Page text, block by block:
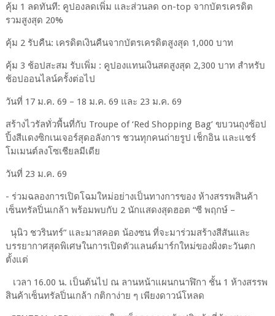
คุ้ม 1 ลดทันที: คูปองลดเพิ่ม และส่วนลด on-top จากบัตรเครดิต
รวมสูงสุด 20%
คุ้ม 2 รับคืน: เครดิตเงินคืนจากบัตรเครดิตสูงสุด 1,000 บาท
คุ้ม 3 ช้อปสะสม รับเพิ่ม : คูปองแทนเงินสดสูงสุด 2,300 บาท สำหรับ
ช้อปออนไลน์ครั้งต่อไป
วันที่ 17 ม.ค. 69 – 18 ม.ค. 69 และ 23 ม.ค. 69
สร้างไวรัลทั่วพื้นที่กับ Troupe of ‘Red Shopping Bag’ ขบวนถุงช้อป
ปิ้งสีแดงซิกเนเจอร์สุดอลังการ ชวนทุกคนถ่ายรูป เช็กอิน และแชร์
โมเมนต์ลงโซเชียลมีเดีย
วันที่ 23 ม.ค. 69
- ร่วมฉลองการเปิดโฉมใหม่อย่างเป็นทางการของ ห้างสรรพสินค้า
เซ็นทรัลปิ่นเกล้า พร้อมพบกับ 2 นักแสดงสุดฮอต “ซี พฤกษ์ –
นุนิว ชวรินทร์” และมาสคอต น้องซน ที่จะมาร่วมสร้างสีสันและ
บรรยากาศสุดพิเศษในการเปิดตัวแลนด์มาร์กใหม่ของฝั่งตะวันตก
ตั้งแต่
เวลา 16.00 น. เป็นต้นไป ณ ลานหน้าแผนกนาฬิกา ชั้น 1 ห้างสรรพ
สินค้าเซ็นทรัลปิ่นเกล้า กติกาง่าย ๆ เพียงดาวน์โหลด